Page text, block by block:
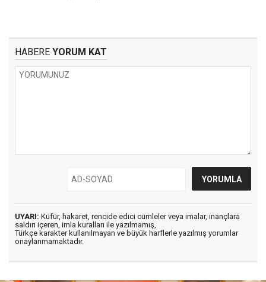
HABERE YORUM KAT
UYARI: Küfür, hakaret, rencide edici cümleler veya imalar, inançlara
saldırı içeren, imla kuralları ile yazılmamış,
Türkçe karakter kullanılmayan ve büyük harflerle yazılmış yorumlar
onaylanmamaktadır.